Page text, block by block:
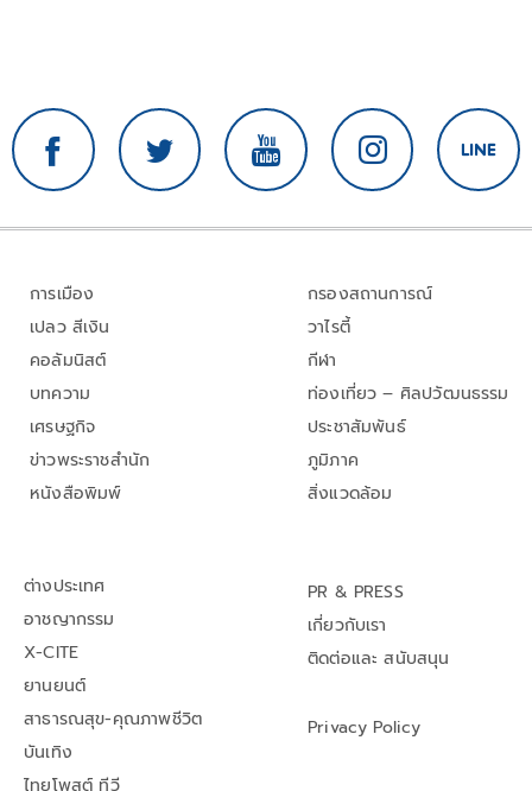
การเมือง
เปลว สีเงิน
คอลัมนิสต์
บทความ
เศรษฐกิจ
ข่าวพระราชสำนัก
หนังสือพิมพ์
กรองสถานการณ์
วาไรตี้
กีฬา
ท่องเที่ยว – ศิลปวัฒนธรรม
ประชาสัมพันธ์
ภูมิภาค
สิ่งแวดล้อม
ต่างประเทศ
อาชญากรรม
X-CITE
ยานยนต์
สาธารณสุข-คุณภาพชีวิต
บันเทิง
ไทยโพสต์ ทีวี
PR & PRESS
เกี่ยวกับเรา
ติดต่อและ สนับสนุน
Privacy Policy